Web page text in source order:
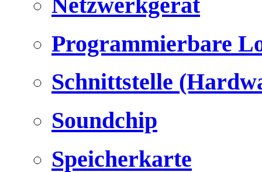
Programmierbare
Schnittstelle
Soundchip
Speicherkarte